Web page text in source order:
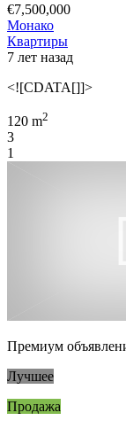
€7,500,000
Монако
Квартиры
7 лет назад
<![CDATA[]]>
120 m2
3
1
Премиум
Лучшее
Продажа